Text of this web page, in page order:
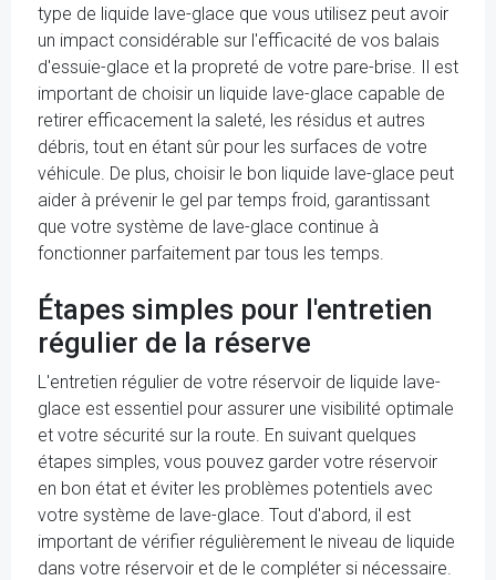
type de liquide lave-glace que vous utilisez peut avoir
un impact considérable sur l'efficacité de vos balais
d'essuie-glace et la propreté de votre pare-brise. Il est
important de choisir un liquide lave-glace capable de
retirer efficacement la saleté, les résidus et autres
débris, tout en étant sûr pour les surfaces de votre
véhicule. De plus, choisir le bon liquide lave-glace peut
aider à prévenir le gel par temps froid, garantissant
que votre système de lave-glace continue à
fonctionner parfaitement par tous les temps.
Étapes simples pour l'entretien
régulier de la réserve
L'entretien régulier de votre réservoir de liquide lave-
glace est essentiel pour assurer une visibilité optimale
et votre sécurité sur la route. En suivant quelques
étapes simples, vous pouvez garder votre réservoir
en bon état et éviter les problèmes potentiels avec
votre système de lave-glace. Tout d'abord, il est
important de vérifier régulièrement le niveau de liquide
dans votre réservoir et de le compléter si nécessaire.